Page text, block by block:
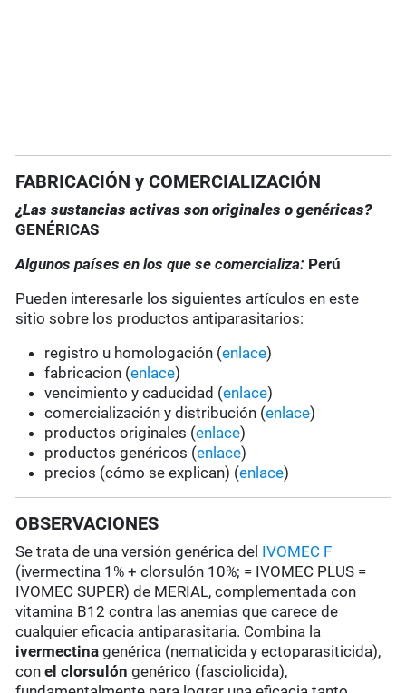
FABRICACIÓN y COMERCIALIZACIÓN
¿Las sustancias activas son originales o genéricas?
GENÉRICAS
Algunos países en los que se comercializa: Perú
Pueden interesarle los siguientes artículos en este
sitio sobre los productos antiparasitarios:
registro u homologación (enlace)
fabricacion (enlace)
vencimiento y caducidad (enlace)
comercialización y distribución (enlace)
productos originales (enlace)
productos genéricos (enlace)
precios (cómo se explican) (enlace)
OBSERVACIONES
Se trata de una versión genérica del IVOMEC F
(ivermectina 1% + clorsulón 10%; = IVOMEC PLUS =
IVOMEC SUPER) de MERIAL, complementada con
vitamina B12 contra las anemias que carece de
cualquier eficacia antiparasitaria. Combina la
ivermectina genérica (nematicida y ectoparasiticida),
conel clorsulón genérico (fasciolicida),